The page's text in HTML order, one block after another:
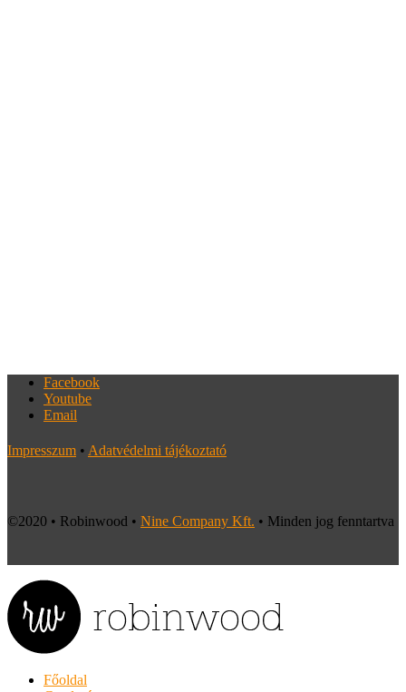
Facebook
Youtube
Email
Impresszum • Adatvédelmi tájékoztató
©2020 • Robinwood • Nine Company Kft. • Minden jog fenntartva
Főoldal